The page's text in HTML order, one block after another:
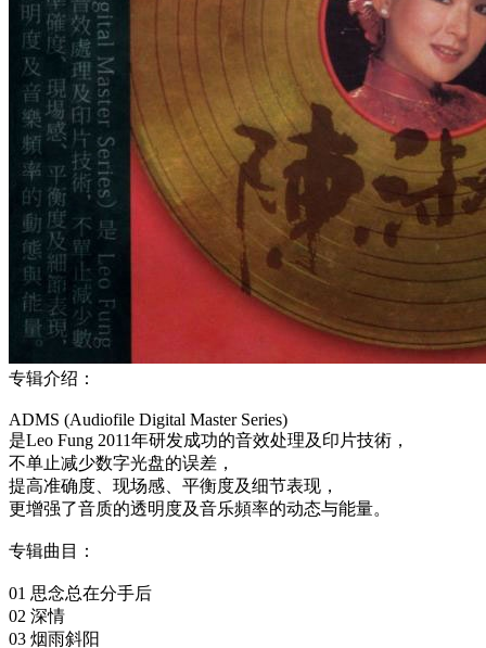
专辑介绍：
ADMS (Audiofile Digital Master Series)
是Leo Fung 2011年研发成功的音效处理及印片技術，
不单止减少数字光盘的误差，
提高准确度、现场感、平衡度及细节表现，
更增强了音质的透明度及音乐頻率的动态与能量。
专辑曲目：
01 思念总在分手后
02 深情
03 烟雨斜阳